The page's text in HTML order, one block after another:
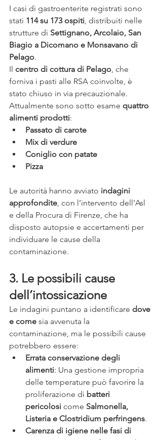
I casi di gastroenterite registrati sono
stati 114 su 173 ospiti, distribuiti nelle
strutture di Settignano, Arcolaio, San
Biagio a Dicomano e Monsavano di
Pelago.
Il centro di cottura di Pelago, che
forniva i pasti alle RSA coinvolte, è
stato chiuso in via precauzionale.
Attualmente sono sotto esame quattro
alimenti prodotti:
Passato di carote
Mix di verdure
Coniglio con patate
Pizza
Le autorità hanno avviato indagini
approfondite, con l’intervento dell’Asl
e della Procura di Firenze, che ha
disposto autopsie e accertamenti per
individuare le cause della
contaminazione.
3. Le possibili cause
dell’intossicazione
Le indagini puntano a identificare dove
e come sia avvenuta la
contaminazione, ma le possibili cause
potrebbero essere:
Errata conservazione degli
alimenti: Una gestione impropria
delle temperature può favorire la
proliferazione di batteri
pericolosi come Salmonella,
Listeria e Clostridium perfringens.
Carenza di igiene nelle fasi di